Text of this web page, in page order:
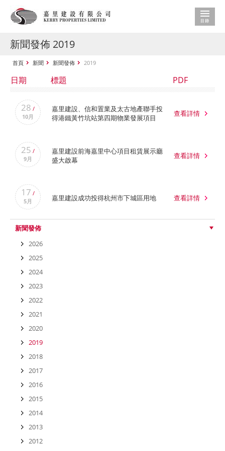
新聞發佈 2019
首頁 新聞 新聞發佈 2019
日期 標題 PDF
28 /
10月
嘉里建設、信和置業及太古地產聯手投
得港鐵黃竹坑站第四期物業發展項目
查看詳情
25 /
9月
嘉里建設前海嘉里中心項目租賃展示廳
盛大啟幕
查看詳情
17 /
5月
嘉里建設成功投得杭州市下城區用地 查看詳情
新聞發佈
2026
2025
2024
2023
2022
2021
2020
2019
2018
2017
2016
2015
2014
2013
2012